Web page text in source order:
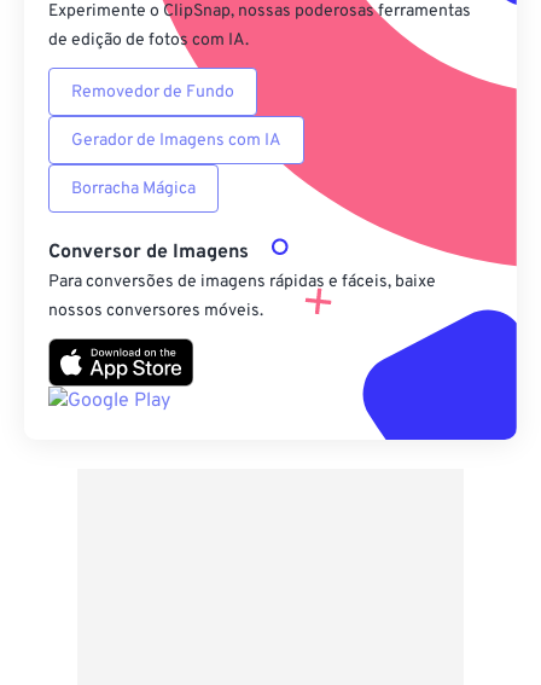
Experimente o ClipSnap, nossas poderosas ferramentas
de edição de fotos com IA.
Removedor de Fundo
Gerador de Imagens com IA
Borracha Mágica
Conversor de Imagens
Para conversões de imagens rápidas e fáceis, baixe
nossos conversores móveis.